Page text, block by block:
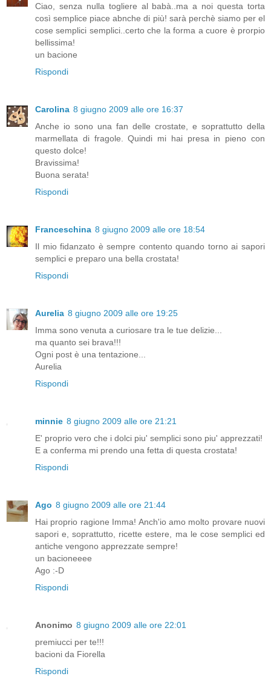
Ciao, senza nulla togliere al babà..ma a noi questa torta
così semplice piace abnche di più! sarà perchè siamo per el
cose semplici semplici..certo che la forma a cuore è prorpio
bellissima!
un bacione
Rispondi
Carolina 8 giugno 2009 alle ore 16:37
Anche io sono una fan delle crostate, e soprattutto della
marmellata di fragole. Quindi mi hai presa in pieno con
questo dolce!
Bravissima!
Buona serata!
Rispondi
Franceschina 8 giugno 2009 alle ore 18:54
Il mio fidanzato è sempre contento quando torno ai sapori
semplici e preparo una bella crostata!
Rispondi
Aurelia 8 giugno 2009 alle ore 19:25
Imma sono venuta a curiosare tra le tue delizie...
ma quanto sei brava!!!
Ogni post è una tentazione...
Aurelia
Rispondi
minnie 8 giugno 2009 alle ore 21:21
E' proprio vero che i dolci piu' semplici sono piu' apprezzati!
E a conferma mi prendo una fetta di questa crostata!
Rispondi
Ago 8 giugno 2009 alle ore 21:44
Hai proprio ragione Imma! Anch'io amo molto provare nuovi
sapori e, soprattutto, ricette estere, ma le cose semplici ed
antiche vengono apprezzate sempre!
un bacioneeee
Ago :-D
Rispondi
Anonimo 8 giugno 2009 alle ore 22:01
premiucci per te!!!
bacioni da Fiorella
Rispondi